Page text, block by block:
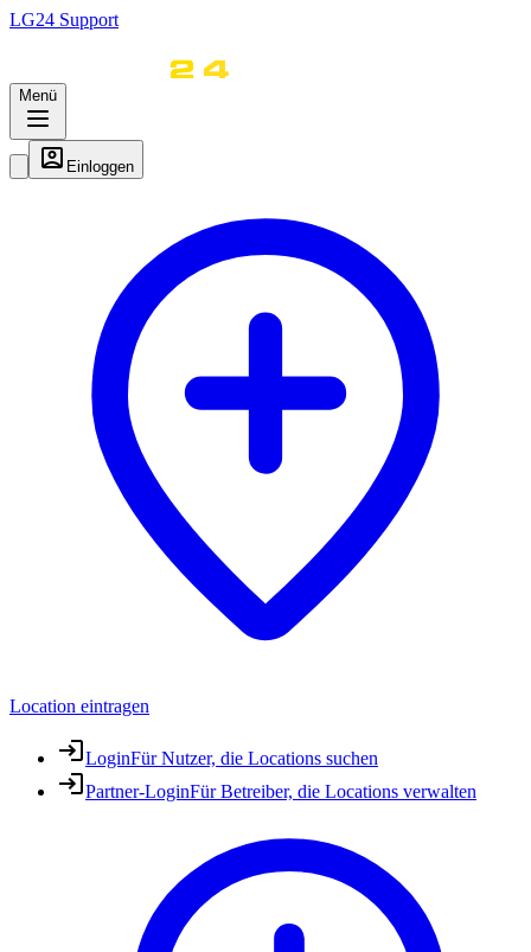
LG24 Support
Menü
Einloggen
Location eintragen
LoginFür Nutzer, die Locations suchen
Partner-LoginFür Betreiber, die Locations verwalten